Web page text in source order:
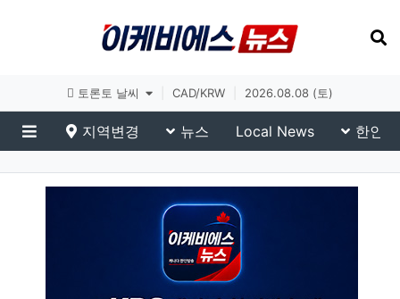
토론토 날씨 CAD/KRW 2026.08.08 (토)
메뉴
지역변경 뉴스 Local News 한인
eKBS News